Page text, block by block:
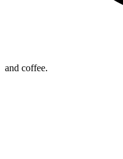
and coffee.